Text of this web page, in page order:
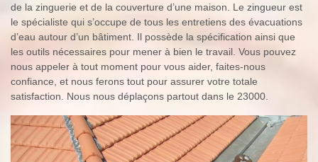
de la zinguerie et de la couverture d’une maison. Le zingueur est
le spécialiste qui s’occupe de tous les entretiens des évacuations
d’eau autour d’un bâtiment. Il possède la spécification ainsi que
les outils nécessaires pour mener à bien le travail. Vous pouvez
nous appeler à tout moment pour vous aider, faites-nous
confiance, et nous ferons tout pour assurer votre totale
satisfaction. Nous nous déplaçons partout dans le 23000.